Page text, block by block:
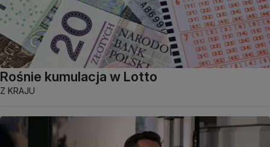
Rośnie kumulacja w Lotto
Z KRAJU